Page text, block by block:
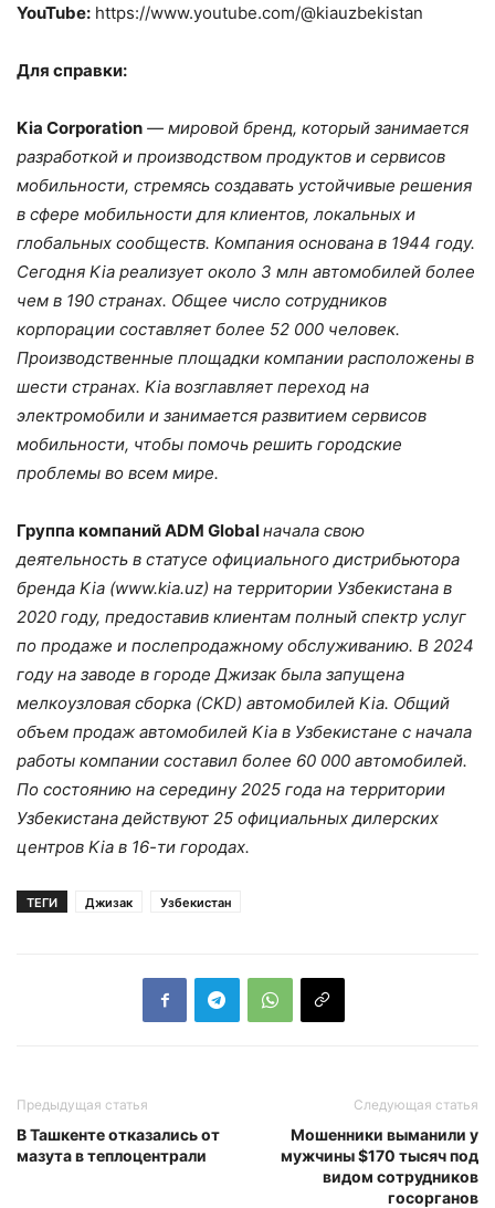
YouTube: https://www.youtube.com/@kiauzbekistan
Для справки:
Kia Corporation — мировой бренд, который занимается
разработкой и производством продуктов и сервисов
мобильности, стремясь создавать устойчивые решения
в сфере мобильности для клиентов, локальных и
глобальных сообществ. Компания основана в 1944 году.
Сегодня Kia реализует около 3 млн автомобилей более
чем в 190 странах. Общее число сотрудников
корпорации составляет более 52 000 человек.
Производственные площадки компании расположены в
шести странах. Kia возглавляет переход на
электромобили и занимается развитием сервисов
мобильности, чтобы помочь решить городские
проблемы во всем мире.
Группа компанийADM Globalначала свою
деятельность в статусе официального дистрибьютора
бренда Kia (www.kia.uz) на территории Узбекистана в
2020 году, предоставив клиентам полный спектр услуг
по продаже и послепродажному обслуживанию. В 2024
году на заводе в городе Джизак была запущена
мелкоузловая сборка (CKD) автомобилей Kia. Общий
объем продаж автомобилей Kia в Узбекистане с начала
работы компании составил более 60 000 автомобилей.
По состоянию на середину 2025 года на территории
Узбекистана действуют 25 официальных дилерских
центров Kia в 16-ти городах.
ТЕГИ Джизак Узбекистан
Предыдущая статья
В Ташкенте отказались от
мазута в теплоцентрали
Следующая статья
Мошенники выманили у
мужчины $170 тысяч под
видом сотрудников
госорганов